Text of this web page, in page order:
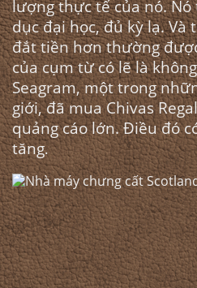
lượng thực tế của nó.
dục đại học, đủ kỳ lạ.
đắt tiền hơn thường
của cụm từ có lẽ là
Seagram, một trong
giới, đã mua Chivas
quảng cáo lớn. Điều đó
tăng.